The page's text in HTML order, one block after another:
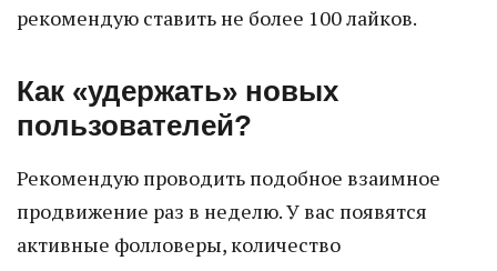
рекомендую ставить не более 100 лайков.
Как «удержать» новых
пользователей?
Рекомендую проводить подобное взаимное
продвижение раз в неделю. У вас появятся
активные фолловеры, количество